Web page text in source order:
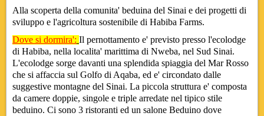
Alla scoperta della comunita' beduina del Sinai e dei progetti di
sviluppo e l'agricoltura sostenibile di Habiba Farms.
Dove si dormira': Il pernottamento e' previsto presso l'ecolodge
di Habiba, nella localita' marittima di Nweba, nel Sud Sinai.
L'ecolodge sorge davanti una splendida spiaggia del Mar Rosso
che si affaccia sul Golfo di Aqaba, ed e' circondato dalle
suggestive montagne del Sinai. La piccola struttura e' composta
da camere doppie, singole e triple arredate nel tipico stile
beduino. Ci sono 3 ristoranti ed un salone Beduino dove